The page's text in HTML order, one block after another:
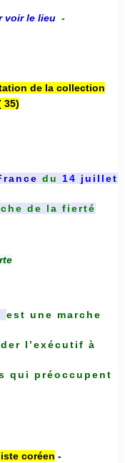
voir le lieu -
de la collection
35)
du 14 juillet
de la fierté
est une marche
l’exécutif à
qui préoccupent
coréen -